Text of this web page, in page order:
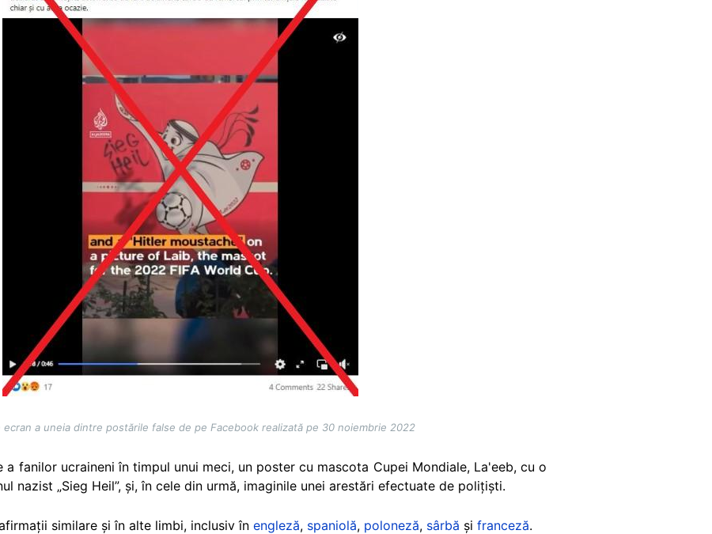
ecran a uneia dintre postările false de pe Facebook realizată pe 30 noiembrie 2022
fanilor ucraineni în timpul unui meci, un poster cu mascota Cupei Mondiale, La'eeb, cu o
nazist „Sieg Heil”, și, în cele din urmă, imaginile unei arestări efectuate de polițiști.
similare și în alte limbi, inclusiv în engleză, spaniolă, poloneză, sârbă și franceză.